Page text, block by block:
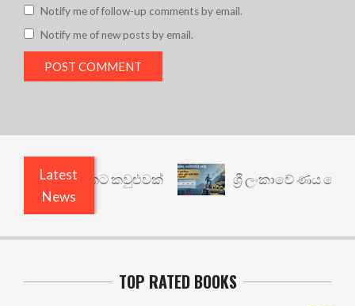
Notify me of follow-up comments by email.
Notify me of new posts by email.
Latest
News
කවුළුවක් ශ්‍රී ලංකාවේ ණය ශ්‍රේණිගත
TOP RATED BOOKS